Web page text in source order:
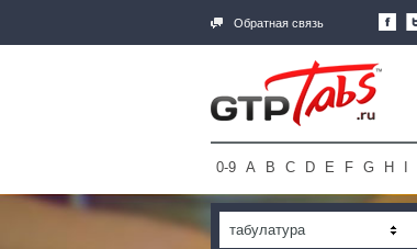
Обратная связь
0-9 A B C D E F G H
табулатура